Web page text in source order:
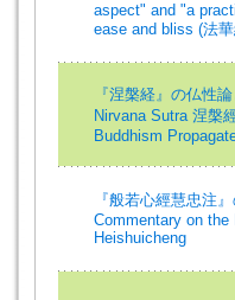
aspect" and "a
ease and bliss (法
『涅槃経』の仏性
Nirvana Sutra 涅槃
Buddhism
『般若心經慧忠注
Commentary on
Heishuicheng